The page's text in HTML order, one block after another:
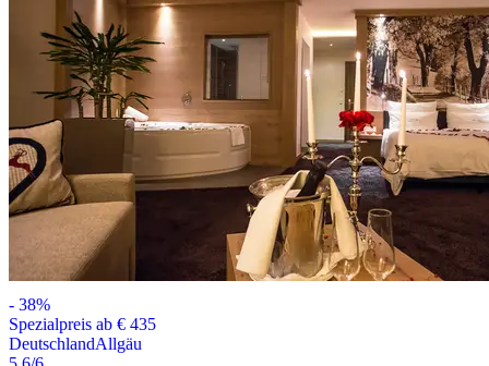
- 38%
Spezialpreis ab € 435
DeutschlandAllgäu